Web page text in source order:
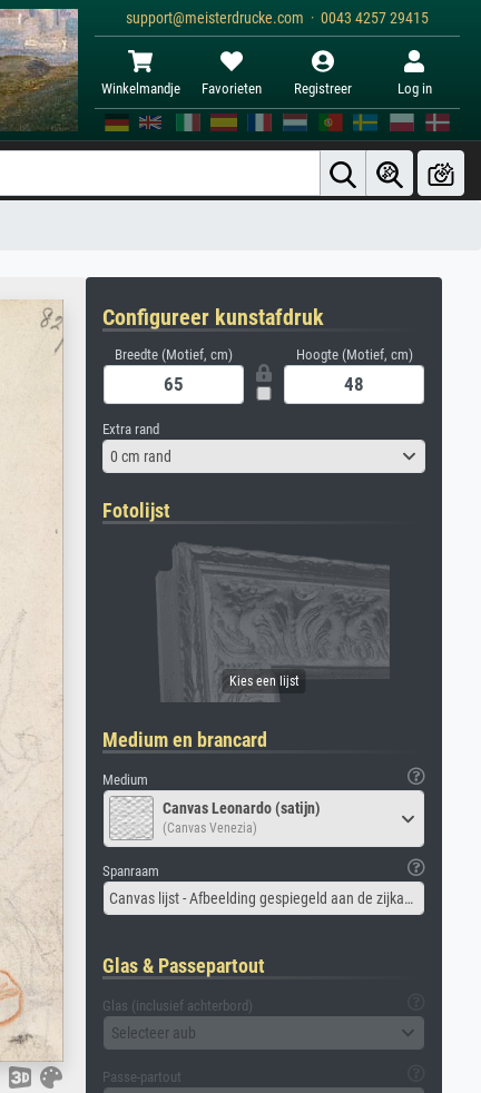
support@meisterdrucke.com · 0043 4257 29415
Winkelmandje Favorieten Registreer Log in
Configureer kunstafdruk
Breedte (Motief, cm) Hoogte (Motief, cm)
Extra rand
0 cm rand
Fotolijst
Medium en brancard
Medium
Canvas Leonardo (satijn)
(Canvas Venezia)
Spanraam
Canvas lijst - Afbeelding gespiegeld aan de zijkant
Glas & Passepartout
Glas (inclusief achterbord)
Selecteer aub
Passe-partout